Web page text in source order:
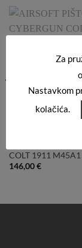
COLT 1911 M45A1
146,00€
Za
Nastavkom
kolačića.